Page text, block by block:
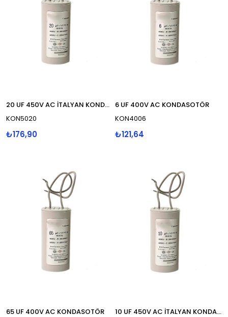
20 UF 450V AC İTALYAN KONDASOTÖR
KON5020
₺176,90
6 UF 400V AC KONDASOTÖR
KON4006
₺121,64
65 UF 400V AC KONDASOTÖR
10 UF 450V AC İTALYAN KONDASOTÖR